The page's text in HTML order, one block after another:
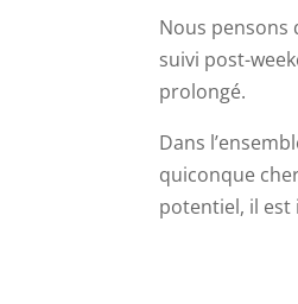
Nous pensons
suivi post-
prolongé.
Dans
quiconque
potentiel, il est